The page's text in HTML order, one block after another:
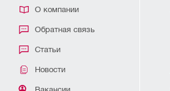
О компании
Обратная связь
Статьи
Новости